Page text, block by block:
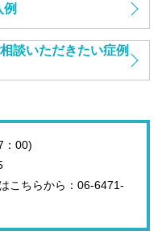
例
談いただきたい症例
：00)
こちらから：06-6471-